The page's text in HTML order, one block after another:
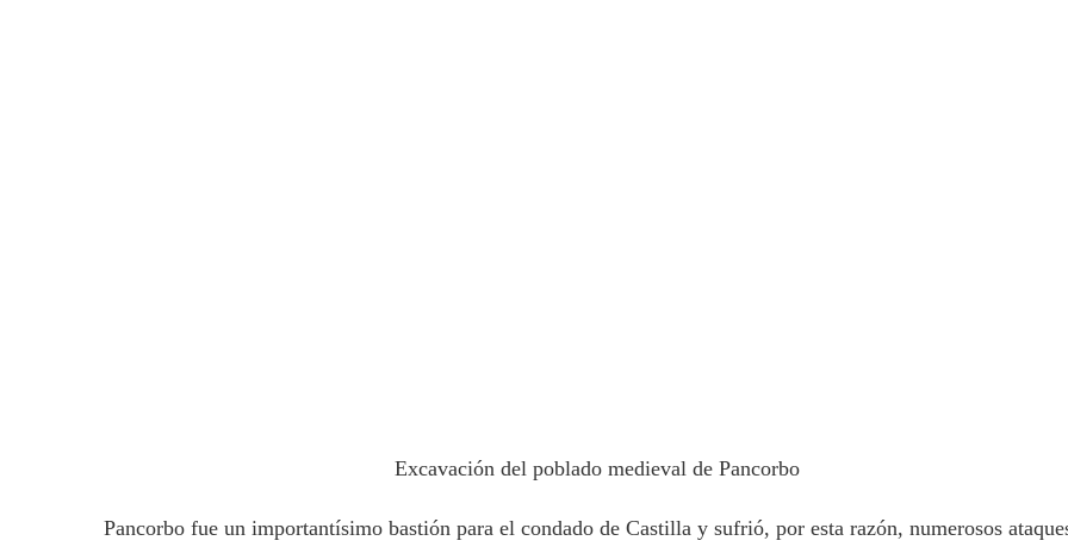
Excavación del poblado medieval de Pancorbo
Pancorbo fue un importantísimo bastión para el condado de Castilla y sufrió, por esta razón, numerosos